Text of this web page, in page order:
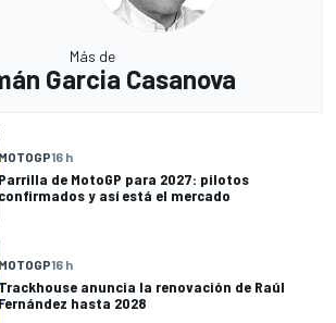
Más de
Garcia Casanova
MOTOGP16 h
Parrilla de MotoGP para 2027: pilotos
confirmados y así está el mercado
MOTOGP16 h
Trackhouse anuncia la renovación de Raúl
Fernández hasta 2028